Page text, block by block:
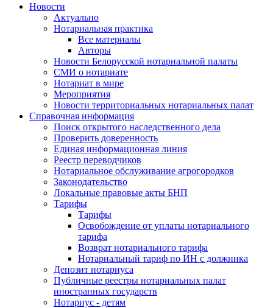
Новости
Актуально
Нотариальная практика
Все материалы
Авторы
Новости Белорусской нотариальной палаты
СМИ о нотариате
Нотариат в мире
Мероприятия
Новости территориальных нотариальных палат
Справочная информация
Поиск открытого наследственного дела
Проверить доверенность
Единая информационная линия
Реестр переводчиков
Нотариальное обслуживание агрогородков
Законодательство
Локальные правовые акты БНП
Тарифы
Тарифы
Освобождение от уплаты нотариального
тарифа
Возврат нотариального тарифа
Нотариальный тариф по ИН с должника
Депозит нотариуса
Публичные реестры нотариальных палат
иностранных государств
Нотариус - детям